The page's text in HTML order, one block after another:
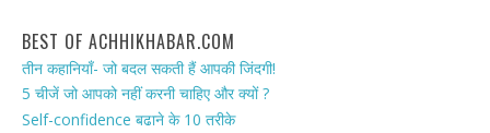
BEST OF ACHHIKHABAR.COM
तीन कहानियाँ- जो बदल सकती हैं आपकी जिंदगी!
5 चीजें जो आपको नहीं करनी चाहिए और क्यों ?
Self-confidence बढाने के 10 तरीके